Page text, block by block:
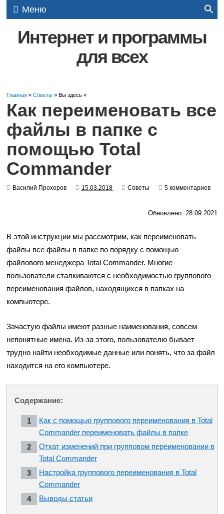
Меню
Интернет и программы
для всех
Главная »Советы » Вы здесь »
Как переименовать все
файлы в папке с
помощью Total
Commander
Василий Прохоров 15.03.2018 Советы 5 комментариев
Обновлено: 28.09.2021
В этой инструкции мы рассмотрим, как переименовать
файлы все файлы в папке по порядку с помощью
файлового менеджера Total Commander. Многие
пользователи сталкиваются с необходимостью группового
переименования файлов, находящихся в папках на
компьютере.
Зачастую файлы имеют разные наименования, совсем
непонятные имена. Из-за этого, пользователю бывает
трудно найти необходимые данные или понять, что за файл
находится на его компьютере.
Содержание:
Как с помощью группового переименования в Total
Commander переименовать файлы в папке
Откат изменений при групповом переименовании в
Total Commander
Настройка группового переименования в Total
Commander
Выводы статьи